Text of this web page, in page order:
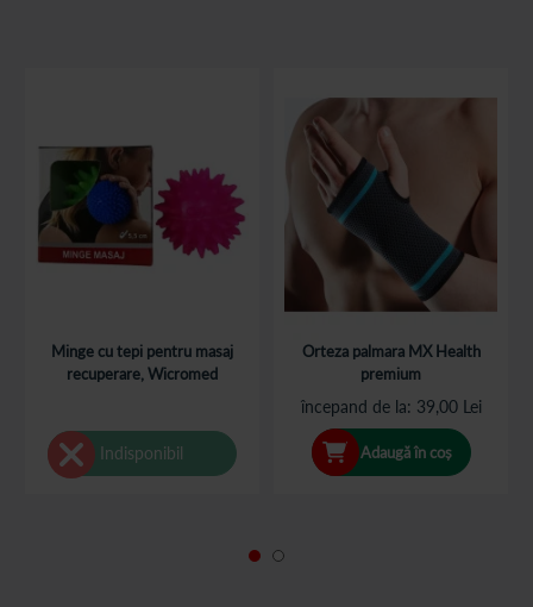
Minge cu tepi pentru masaj
recuperare, Wicromed
Indisponibil
Orteza palmara MX Health
premium
începand de la 39,00 Lei
Adaugă în coș